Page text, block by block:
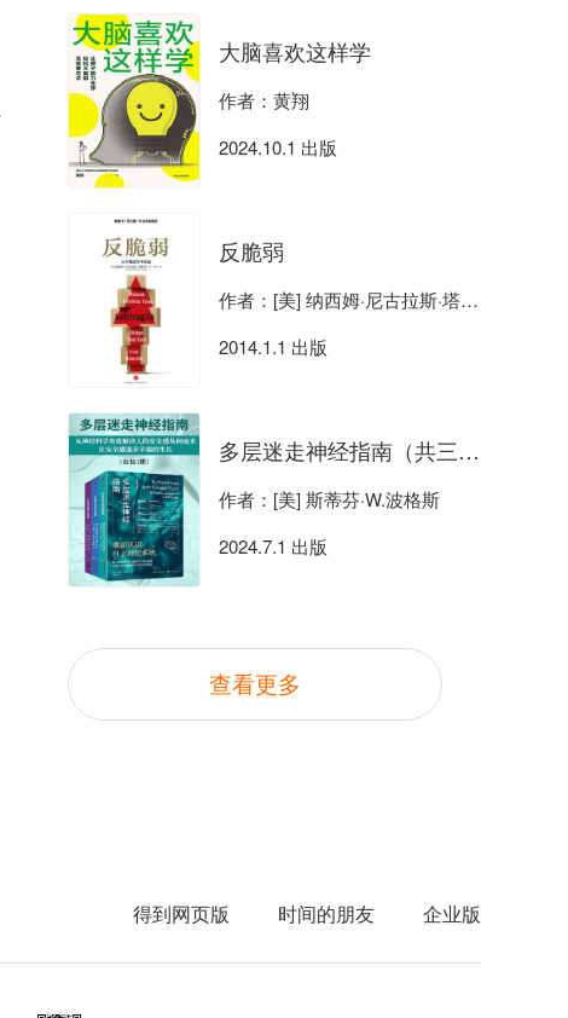
大脑喜欢这样学
作者：黄翔
2024.10.1 出版
反脆弱
作者：[美] 纳西姆·尼古拉斯·塔勒布
2014.1.1 出版
多层迷走神经指南（共三册）
作者：[美] 斯蒂芬·W.波格斯
2024.7.1 出版
查看更多
得到网页版 时间的朋友 企业版